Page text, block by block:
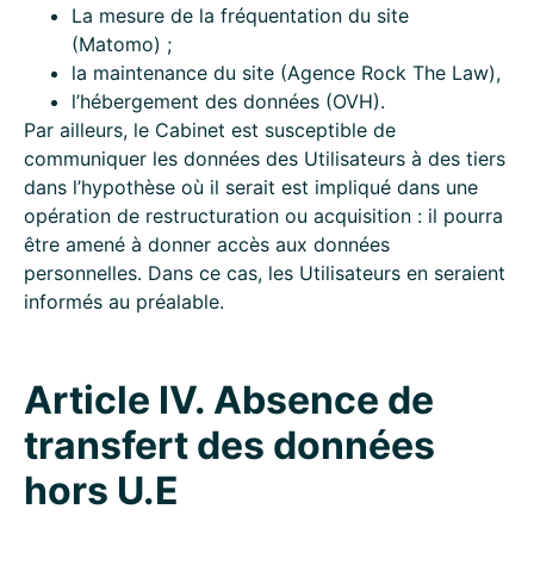
La mesure de la fréquentation du site
(Matomo) ;
la maintenance du site (Agence Rock The Law),
l’hébergement des données (OVH).
Par ailleurs, le Cabinet est susceptible de
communiquer les données des Utilisateurs à des tiers
dans l’hypothèse où il serait est impliqué dans une
opération de restructuration ou acquisition : il pourra
être amené à donner accès aux données
personnelles. Dans ce cas, les Utilisateurs en seraient
informés au préalable.
Article IV. Absence de
transfert des données
hors U.E